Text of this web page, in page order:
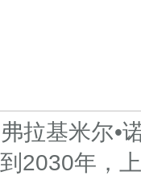
拉基米尔
2030年，